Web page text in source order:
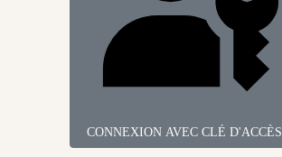
CONNEXION AVEC CLÉ D'ACCÈS